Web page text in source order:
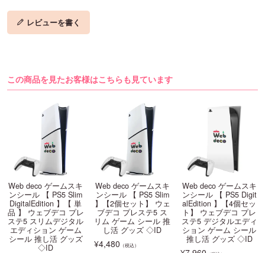
レビューを書く
この商品を見たお客様はこちらも見ています
Web deco ゲームスキ
ンシール 【 PS5 Slim
DigitalEdition 】【 単
品 】 ウェブデコ プレ
ステ5 スリムデジタル
エディション ゲーム
シール 推し活 グッズ
◇ID
Web deco ゲームスキ
ンシール 【 PS5 Slim
】【2個セット】 ウェ
ブデコ プレステ5 ス
リム ゲーム シール 推
し活 グッズ ◇ID
¥4,480 （税込）
Web deco ゲームスキ
ンシール 【 PS5 Digit
alEdition 】【4個セッ
ト】 ウェブデコ プレ
ステ5 デジタルエディ
ション ゲーム シール
推し活 グッズ ◇ID